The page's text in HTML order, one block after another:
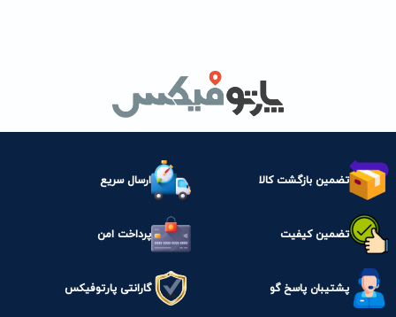
تضمین بازگشت کالا ارسال سریع
تضمین کیفیت پرداخت امن
پشتیبان پاسخ گو گارانتی پارتوفیکس